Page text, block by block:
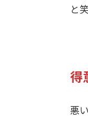
と
得
悪